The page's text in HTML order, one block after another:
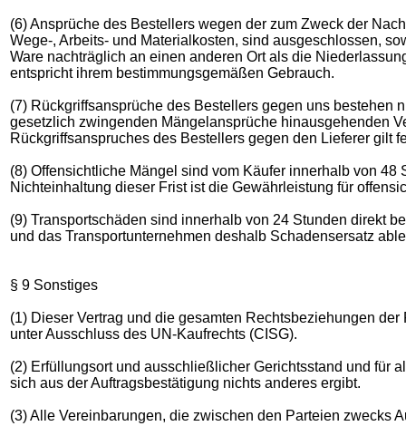
(6) Ansprüche des Bestellers wegen der zum Zweck der
Wege-, Arbeits- und Materialkosten, sind ausgeschlossen,
Ware nachträglich an einen anderen Ort als die
entspricht ihrem bestimmungsgemäßen Gebrauch.
(7) Rückgriffsansprüche des Bestellers gegen uns bestehen
gesetzlich zwingenden Mängelansprüche hinausgehenden
Rückgriffsanspruches des Bestellers gegen den Lieferer gilt
(8) Offensichtliche Mängel sind vom Käufer innerhalb von
Nichteinhaltung dieser Frist ist die Gewährleistung für
(9) Transportschäden sind innerhalb von 24 Stunden direkt
und das Transportunternehmen deshalb Schadensersatz
§ 9 Sonstiges
(1) Dieser Vertrag und die gesamten Rechtsbeziehungen
unter Ausschluss des UN-Kaufrechts (CISG).
(2) Erfüllungsort und ausschließlicher Gerichtsstand und für
sich aus der Auftragsbestätigung nichts anderes ergibt.
(3) Alle Vereinbarungen, die zwischen den Parteien zwecks